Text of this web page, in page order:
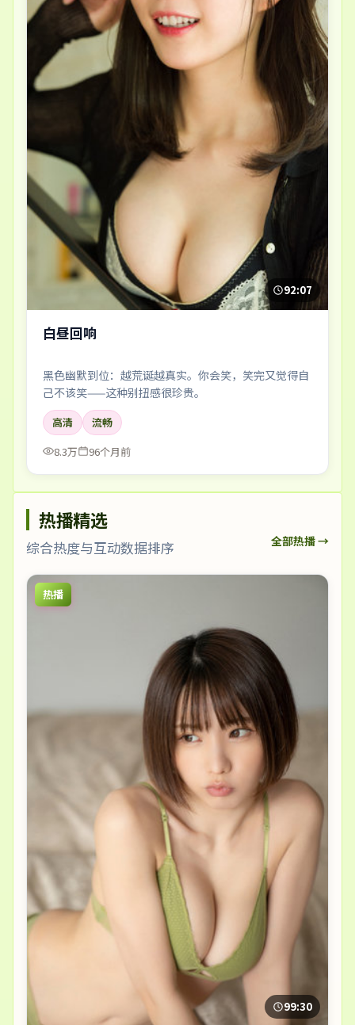
92:07
白昼回响
黑色幽默到位：越荒诞越真实。你会笑，笑完又觉得自
己不该笑——这种别扭感很珍贵。
高清
流畅
8.3万
96个月前
热播精选
综合热度与互动数据排序 全部热播 →
热播
99:30